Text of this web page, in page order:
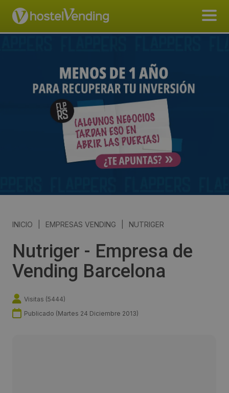
INICIO EMPRESAS VENDING NUTRIGER
Nutriger - Empresa de
Vending Barcelona
Visitas (5444)
Publicado (Martes 24 Diciembre 2013)